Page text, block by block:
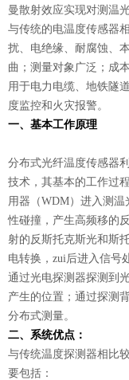
曼散射效应实现对测温
与传统的电温度传感器
扰、电绝缘、耐腐蚀、
曲；测量对象广泛；成
用于电力电缆、地铁隧
度监控和火灾报警。
一、基本工作原理
分布式光纤温度传感器
技术，其基本的工作过
用器（WDM）进入测
性碰撞，产生高频移的
射的反斯托克斯光和斯
电转换，zui后进入信号
通过光电探测器探测到
产生的位置；通过探测
分布式测量。
二、系统优点：
与传统温度探测器相比
要包括：